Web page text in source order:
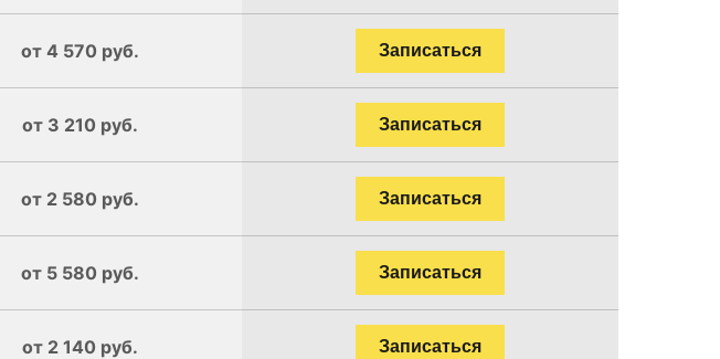
от 4 570 руб. Записаться
от 3 210 руб. Записаться
от 2 580 руб. Записаться
от 5 580 руб. Записаться
от 2 140 руб. Записаться